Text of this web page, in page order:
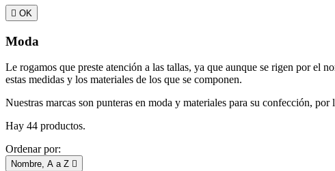
 OK
Moda
Le rogamos que preste atención a las tallas, ya que aunque se rigen por el
estas medidas y los materiales de los que se componen.
Nuestras marcas son punteras en moda y materiales para su confección,
Hay 44 productos.
Ordenar por:
Nombre, A a Z 